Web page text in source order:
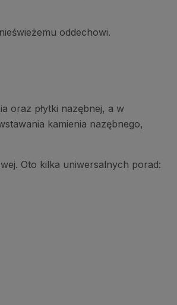
oddechowi.
oraz płytki nazębnej, a w
kamienia nazębnego,
Oto kilka uniwersalnych porad: